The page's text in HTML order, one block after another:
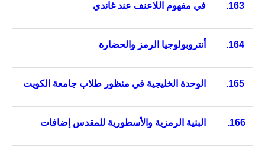
163. في مفهوم اللاعنف عند غاندي
164. أنتروبولوجيا الرمز والحضارة
165. الوحدة الخليجية في منظور طلاب جامعة الكويت
166. البنية الرمزية والأسطورية للمقدس إضافات